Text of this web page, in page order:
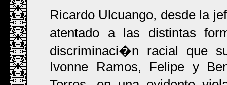
Ricardo Ulcuango, desde la
atentado a las distintas
discriminaci�n racial que
Ivonne Ramos, Felipe y